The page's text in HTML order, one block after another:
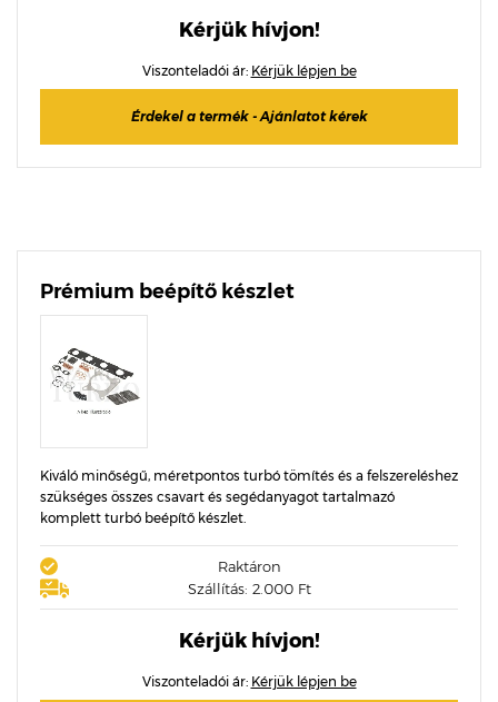
Kérjük hívjon!
Viszonteladói ár: Kérjük lépjen be
Érdekel a termék - Ajánlatot kérek
Prémium beépítő készlet
Kiváló minőségű, méretpontos turbó tömítés és a felszereléshez
szükséges összes csavart és segédanyagot tartalmazó
komplett turbó beépítő készlet.
Raktáron
Szállítás: 2.000 Ft
Kérjük hívjon!
Viszonteladói ár: Kérjük lépjen be